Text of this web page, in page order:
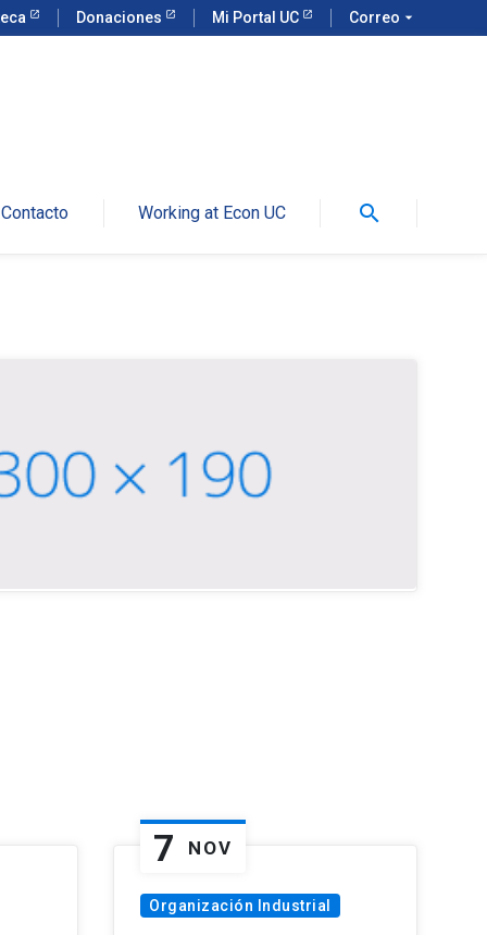
Donaciones Mi Portal UC Correo arrow_drop_down
Contacto Working at Econ UC search
7 NOV
Organización Industrial